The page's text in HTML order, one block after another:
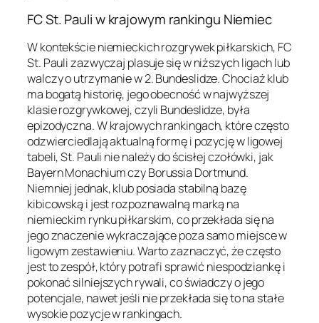
FC St. Pauli w krajowym rankingu Niemiec
W kontekście niemieckich rozgrywek piłkarskich, FC
St. Pauli zazwyczaj plasuje się w niższych ligach lub
walczy o utrzymanie w 2. Bundeslidze. Chociaż klub
ma bogatą historię, jego obecność w najwyższej
klasie rozgrywkowej, czyli Bundeslidze, była
epizodyczna. W krajowych rankingach, które często
odzwierciedlają aktualną formę i pozycję w ligowej
tabeli, St. Pauli nie należy do ścisłej czołówki, jak
Bayern Monachium czy Borussia Dortmund.
Niemniej jednak, klub posiada stabilną bazę
kibicowską i jest rozpoznawalną marką na
niemieckim rynku piłkarskim, co przekłada się na
jego znaczenie wykraczające poza samo miejsce w
ligowym zestawieniu. Warto zaznaczyć, że często
jest to zespół, który potrafi sprawić niespodziankę i
pokonać silniejszych rywali, co świadczy o jego
potencjale, nawet jeśli nie przekłada się to na stałe
wysokie pozycje w rankingach.